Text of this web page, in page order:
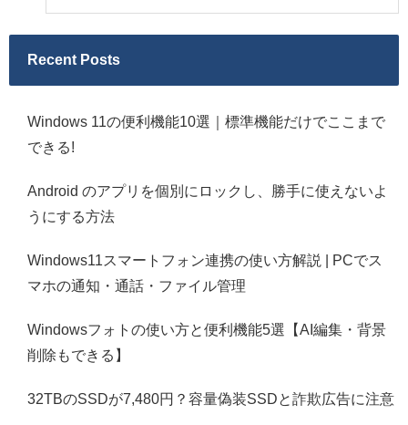
Recent Posts
Windows 11の便利機能10選｜標準機能だけでここまで
できる!
Android のアプリを個別にロックし、勝手に使えないよ
うにする方法
Windows11スマートフォン連携の使い方解説 | PCでス
マホの通知・通話・ファイル管理
Windowsフォトの使い方と便利機能5選【AI編集・背景
削除もできる】
32TBのSSDが7,480円？容量偽装SSDと詐欺広告に注意